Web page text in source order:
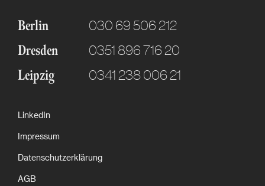
Berlin 030 69 506 212
Dresden 0351 896 716 20
Leipzig 0341 238 006 21
LinkedIn
Impressum
Datenschutzerklärung
AGB